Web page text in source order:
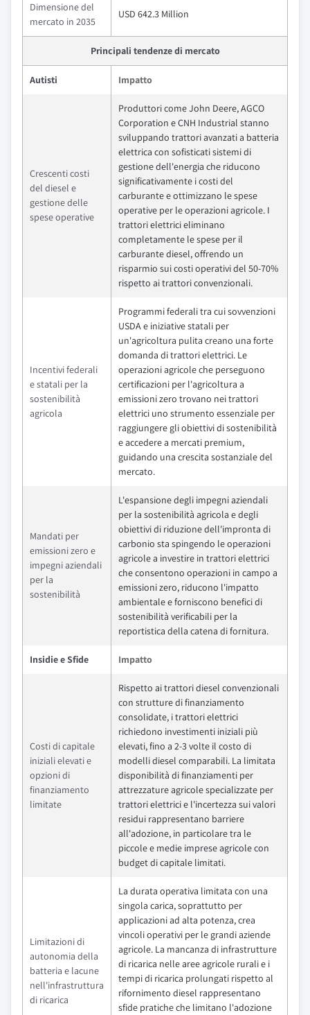
Dimensione del
mercato in 2035
USD 642.3 Million
Principali tendenze di mercato
Autisti Impatto
Crescenti costi
del diesel e
gestione delle
spese operative
Produttori come John Deere, AGCO
Corporation e CNH Industrial stanno
sviluppando trattori avanzati a batteria
elettrica con sofisticati sistemi di
gestione dell'energia che riducono
significativamente i costi del
carburante e ottimizzano le spese
operative per le operazioni agricole. I
trattori elettrici eliminano
completamente le spese per il
carburante diesel, offrendo un
risparmio sui costi operativi del 50-70%
rispetto ai trattori convenzionali.
Incentivi federali
e statali per la
sostenibilità
agricola
Programmi federali tra cui sovvenzioni
USDA e iniziative statali per
un'agricoltura pulita creano una forte
domanda di trattori elettrici. Le
operazioni agricole che perseguono
certificazioni per l'agricoltura a
emissioni zero trovano nei trattori
elettrici uno strumento essenziale per
raggiungere gli obiettivi di sostenibilità
e accedere a mercati premium,
guidando una crescita sostanziale del
mercato.
Mandati per
emissioni zero e
impegni aziendali
per la
sostenibilità
L'espansione degli impegni aziendali
per la sostenibilità agricola e degli
obiettivi di riduzione dell'impronta di
carbonio sta spingendo le operazioni
agricole a investire in trattori elettrici
che consentono operazioni in campo a
emissioni zero, riducono l'impatto
ambientale e forniscono benefici di
sostenibilità verificabili per la
reportistica della catena di fornitura.
Insidie e Sfide Impatto
Costi di capitale
iniziali elevati e
opzioni di
finanziamento
limitate
Rispetto ai trattori diesel convenzionali
con strutture di finanziamento
consolidate, i trattori elettrici
richiedono investimenti iniziali più
elevati, fino a 2-3 volte il costo di
modelli diesel comparabili. La limitata
disponibilità di finanziamenti per
attrezzature agricole specializzate per
trattori elettrici e l'incertezza sui valori
residui rappresentano barriere
all'adozione, in particolare tra le
piccole e medie imprese agricole con
budget di capitale limitati.
Limitazioni di
autonomia della
batteria e lacune
nell'infrastruttura
di ricarica
La durata operativa limitata con una
singola carica, soprattutto per
applicazioni ad alta potenza, crea
vincoli operativi per le grandi aziende
agricole. La mancanza di infrastrutture
di ricarica nelle aree agricole rurali e i
tempi di ricarica prolungati rispetto al
rifornimento diesel rappresentano
sfide pratiche che limitano l'adozione